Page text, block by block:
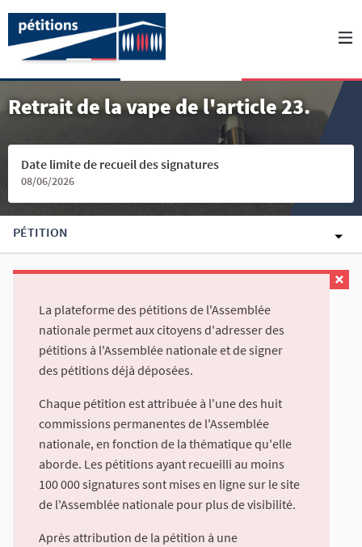
Retrait de la vape de l'article 23.
Date limite de recueil des signatures
08/06/2026
PÉTITION
La plateforme des pétitions de l'Assemblée
nationale permet aux citoyens d'adresser des
pétitions à l'Assemblée nationale et de signer
des pétitions déjà déposées.
Chaque pétition est attribuée à l'une des huit
commissions permanentes de l'Assemblée
nationale, en fonction de la thématique qu'elle
aborde. Les pétitions ayant recueilli au moins
100 000 signatures sont mises en ligne sur le site
de l'Assemblée nationale pour plus de visibilité.
Après attribution de la pétition à une